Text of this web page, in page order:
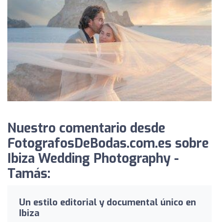
Nuestro comentario desde
FotografosDeBodas.com.es sobre
Ibiza Wedding Photography -
Tamás:
Un estilo editorial y documental único en
Ibiza